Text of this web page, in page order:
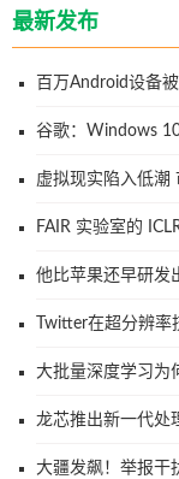
最新发布
百万Android设备
谷歌：Windows
虚拟现实陷入低潮
FAIR 实验室的
他比苹果还早研发
大军
Twitter在超分辨
大批量深度学习为
龙芯推出新一代处
大疆发飙！举报干